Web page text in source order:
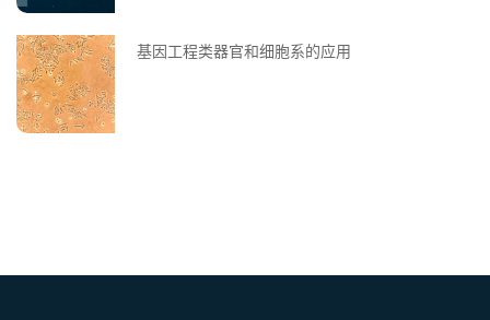
基因工程类器官和细胞系的应用